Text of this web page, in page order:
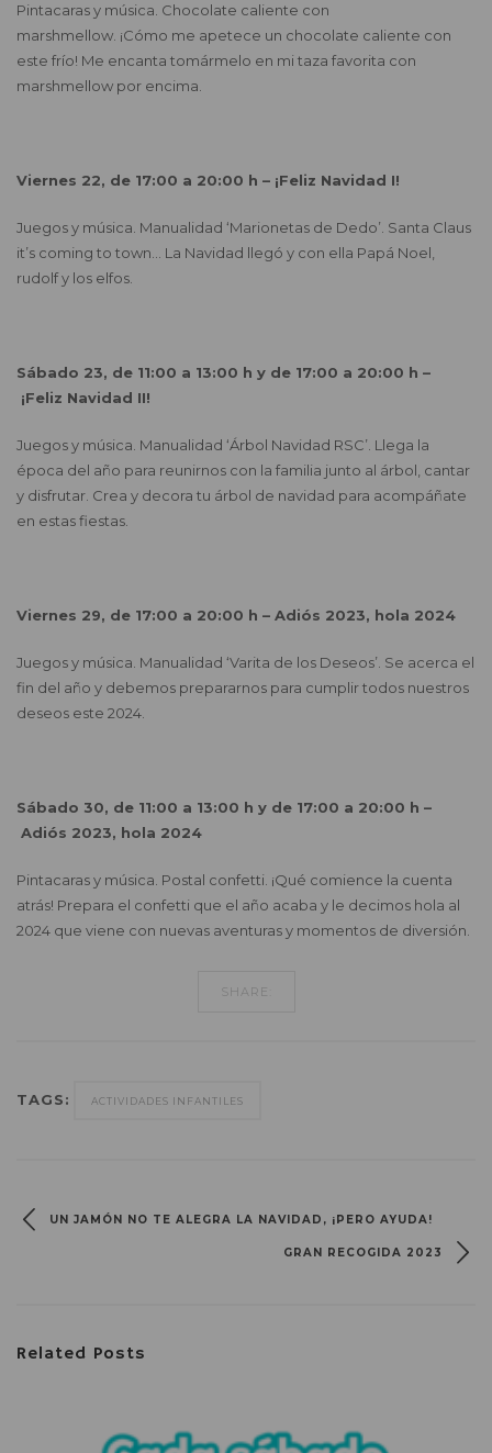
Pintacaras y música. Chocolate caliente con
marshmellow. ¡Cómo me apetece un chocolate caliente con
este frío! Me encanta tomármelo en mi taza favorita con
marshmellow por encima.
Viernes 22, de 17:00 a 20:00 h – ¡Feliz Navidad I!
Juegos y música. Manualidad ‘Marionetas de Dedo’. Santa Claus
it’s coming to town… La Navidad llegó y con ella Papá Noel,
rudolf y los elfos.
Sábado 23, de 11:00 a 13:00 h y de 17:00 a 20:00 h –
¡Feliz Navidad II!
Juegos y música. Manualidad ‘Árbol Navidad RSC’. Llega la
época del año para reunirnos con la familia junto al árbol, cantar
y disfrutar. Crea y decora tu árbol de navidad para acompáñate
en estas fiestas.
Viernes 29, de 17:00 a 20:00 h – Adiós 2023, hola 2024
Juegos y música. Manualidad ‘Varita de los Deseos’. Se acerca el
fin del año y debemos prepararnos para cumplir todos nuestros
deseos este 2024.
Sábado 30, de 11:00 a 13:00 h y de 17:00 a 20:00 h –
Adiós 2023, hola 2024
Pintacaras y música. Postal confetti. ¡Qué comience la cuenta
atrás! Prepara el confetti que el año acaba y le decimos hola al
2024 que viene con nuevas aventuras y momentos de diversión.
SHARE:
TAGS: ACTIVIDADES INFANTILES
UN JAMÓN NO TE ALEGRA LA NAVIDAD, ¡PERO AYUDA!
GRAN RECOGIDA 2023
Related Posts